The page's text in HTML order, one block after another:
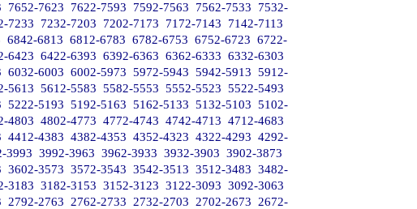
7652-7623 7622-7593 7592-7563 7562-7533
7532-
7233 7232-7203 7202-7173 7172-7143
7142-7113
6842-6813 6812-6783 6782-6753 6752-6723 6722-
6423 6422-6393 6392-6363 6362-6333 6332-6303
6032-6003 6002-5973 5972-5943 5942-5913 5912-
5613 5612-5583 5582-5553 5552-5523 5522-5493
5222-5193 5192-5163 5162-5133 5132-5103 5102-
4803 4802-4773 4772-4743 4742-4713 4712-4683
4412-4383 4382-4353 4352-4323 4322-4293 4292-
3993 3992-3963 3962-3933 3932-3903 3902-3873
3602-3573 3572-3543 3542-3513 3512-3483 3482-
3183 3182-3153 3152-3123 3122-3093 3092-3063
2792-2763 2762-2733 2732-2703 2702-2673
2672-